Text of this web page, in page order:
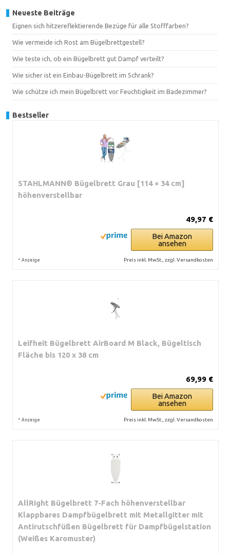
Neueste Beiträge
Eignen sich hitzereflektierende Bezüge für alle Stofffarben?
Wie vermeide ich Rost am Bügelbrettgestell?
Wie teste ich, ob ein Bügelbrett gut Dampf verteilt?
Wie sicher ist ein Einbau-Bügelbrett im Schrank?
Wie schütze ich mein Bügelbrett vor Feuchtigkeit im Badezimmer?
Bestseller
STAHLMANN® Bügelbrett Grau [114 × 34 cm]
höhenverstellbar
49,97 €
Bei Amazon
ansehen
* Anzeige Preis inkl. MwSt., zzgl. Versandkosten
Leifheit Bügelbrett AirBoard M Black, Bügeltisch
Fläche bis 120 x 38 cm
69,99 €
Bei Amazon
ansehen
* Anzeige Preis inkl. MwSt., zzgl. Versandkosten
AllRight Bügelbrett 7-Fach höhenverstellbar
Klappbares Dampfbügelbrett mit Metallgitter mit
Antirutschfüßen Bügelbrett für Dampfbügelstation
(Weißes Karomuster)